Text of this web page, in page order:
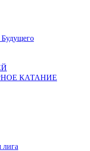
КАТАНИЕ
лига